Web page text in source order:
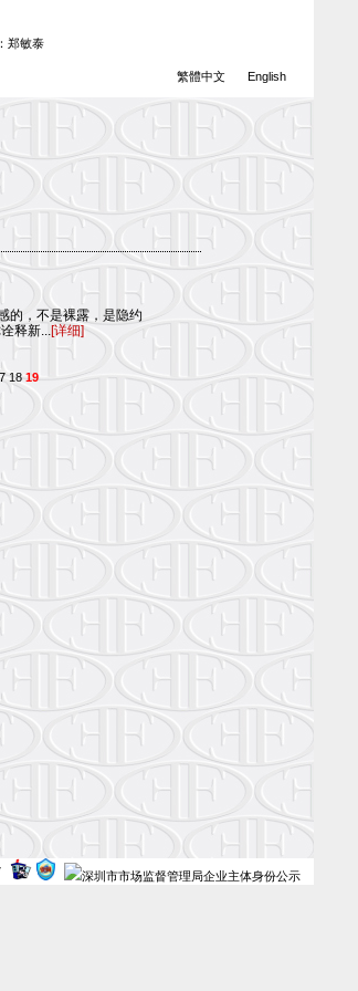
郑敏泰
繁體中文 English
的，不是裸露，是隐约
释新...[详细]
18 19